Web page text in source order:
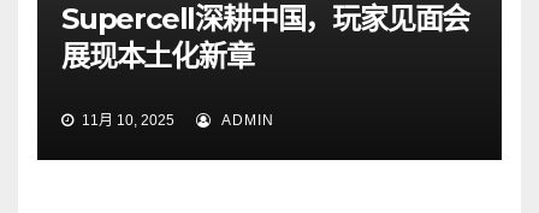
Supercell深耕中国，玩家见面会
展现本土化新章
11月 10, 2025 ADMIN